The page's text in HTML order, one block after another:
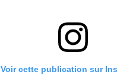
Voir cette publication sur